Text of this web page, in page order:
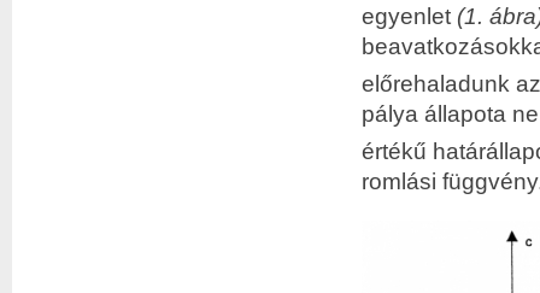
egyenlet (1.
előrehaladunk
pálya állapota
értékű
romlási